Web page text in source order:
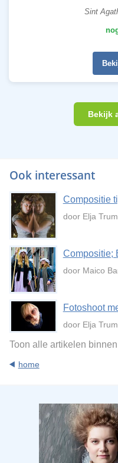
Sint
Bekijk
Ook interessant
Compositie
door Elja Trum
Compositie;
door Maico
Fotoshoot
door Elja Trum
Toon alle artikelen binnen
home